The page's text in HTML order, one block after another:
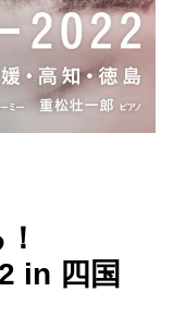
in 四国